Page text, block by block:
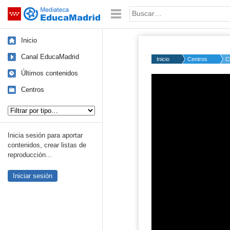
Saltar navegación Palabra o frase:
Inicio
Canal EducaMadrid
Últimos contenidos
Centros
Inicia sesión para aportar
contenidos, crear listas de
reproducción...
Iniciar sesión
Inicio Centros